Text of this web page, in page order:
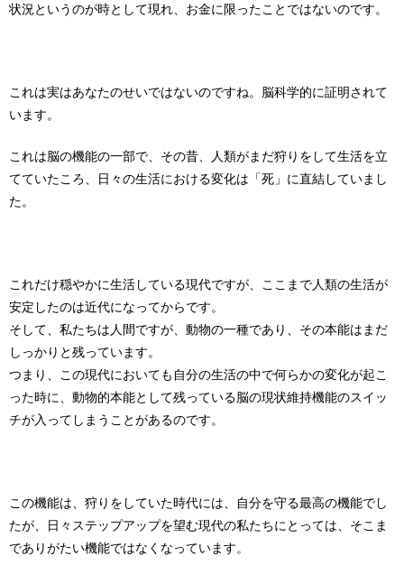
状況というのが時として現れ、お金に限ったことではないのです。
これは実はあなたのせいではないのですね。脳科学的に証明されて
います。
これは脳の機能の一部で、その昔、人類がまだ狩りをして生活を立
てていたころ、日々の生活における変化は「死」に直結していまし
た。
これだけ穏やかに生活している現代ですが、ここまで人類の生活が
安定したのは近代になってからです。
そして、私たちは人間ですが、動物の一種であり、その本能はまだ
しっかりと残っています。
つまり、この現代においても自分の生活の中で何らかの変化が起こ
った時に、動物的本能として残っている脳の現状維持機能のスイッ
チが入ってしまうことがあるのです。
この機能は、狩りをしていた時代には、自分を守る最高の機能でし
たが、日々ステップアップを望む現代の私たちにとっては、そこま
でありがたい機能ではなくなっています。